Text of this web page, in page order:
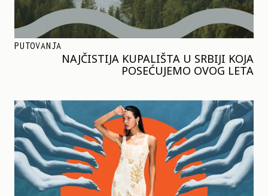
PUTOVANJA
NAJČISTIJA KUPALIŠTA U SRBIJI KOJA
POSEĆUJEMO OVOG LETA